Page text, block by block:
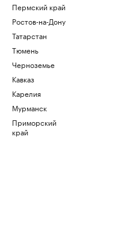
Пермский край
Ростов-на-Дону
Татарстан
Тюмень
Черноземье
Кавказ
Карелия
Мурманск
Приморский
край